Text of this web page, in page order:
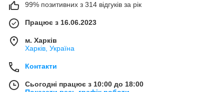
99% позитивних з 314 відгуків за рік
Працює з 16.06.2023
м. Харків
Харків, Україна
Контакти
Сьогодні працює з 10:00 до 18:00